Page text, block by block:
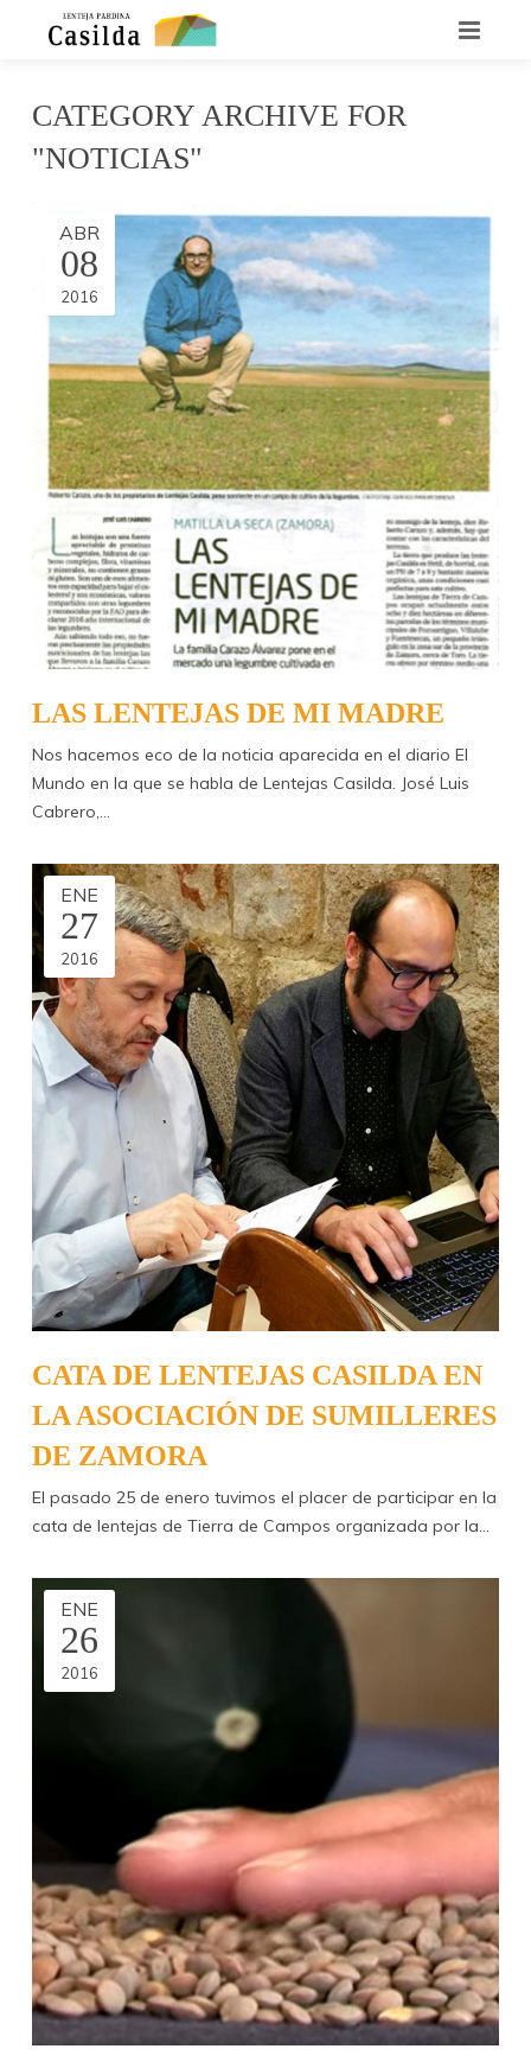
RECETARIO
DÓNDE ENCONTRARNOS
CONTACTO
NOTICIAS
CATEGORY ARCHIVE FOR
"NOTICIAS"
LAS LENTEJAS DE MI MADRE
ABR
08
2016
Nos hacemos eco de la noticia aparecida en el diario El
Mundo en la que se habla de Lentejas Casilda. José Luis
Cabrero,…
CATA DE LENTEJAS CASILDA EN
LA ASOCIACIÓN DE SUMILLERES
DE ZAMORA
ENE
27
2016
El pasado 25 de enero tuvimos el placer de participar en la
cata de lentejas de Tierra de Campos organizada por la…
ENE
26
2016